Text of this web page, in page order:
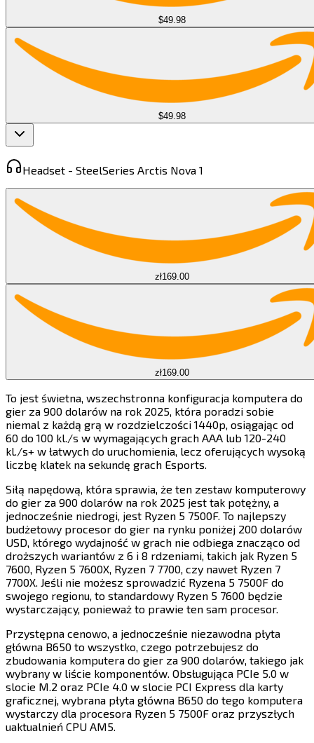
$49.98
$49.98
Headset - SteelSeries Arctis Nova 1​​​​‌ ‍ ​‍​‍‌‍ ‌ ​‍‌‍‍‌‌‍‌ ‌‍‍‌‌‍ ‍​‍​‍​ ‍‍​‍​‍‌ ​ ‌‍​‌‌‍ ‍‌‍‍‌‌ ‌​‌ ‍‌​‍ ‍‌‍‍‌‌‍ ​‍​‍​‍ ​​‍​‍‌‍‍​‌ ​‍‌‍‌‌‌‍‌‍​‍​‍​ ‍‍​‍​‍​‍ ‌‍​‌‌‍‌​‌‍ ‌‌‍‍‌‌‍ ‍​‍ ‌‍‍‌‌‍ ‍‌ ‌​‌‍‌‌‌‍ ‍‌ ‌​​‍ ‌‍‌‌‌‍‌​‌‍‍‌‌ ‌​​‍ ‌‍ ‌‌‍ ‌‍‌​‌‍‌‌​ ‌‌ ​​‌ ​‍‌‍‌‌‌ ​ ‌‍‌‌‌‍ ‍‌ ‌​‌‍​‌‌ ‌​‌‍‍‌‌‍ ‌‍ ‍​ ‍ ‌‍‍‌‌‍‌​​ ‌‌‍​‌​ ​‌​ ‌​​ ​‍​ ‍​​ ​‍​ ‌​​ ‍‌​‍ ‌‌‍​‌​ ‌ ‌‍​‌‌‍​‌​‍ ‌​ ‌​‌‍​‌​ ‌​‌‍​‌​‍ ‌‌‍​‍​ ‍‌​ ‌‌​ ​‌​‍ ‌​ ​‍​ ​‌​ ‌​‌‍​‌​ ​‌‌‍‌‌‌‍‌‌​ ​ ‌‍​‍​ ​‌‌‍​‌​ ‌ ​ ‍ ‌ ‌​‌ ‍‌‌ ​​‌‍‌‌​ ‌‌‍ ‌ ‌​‌‍‍​‌‍‌‌‌ ​‍​ ‍ ‌ ​​‌‍​‌‌ ‌​‌‍‍​​ ‌‌‍ ‍‌‍​‌‌‍ ‌‌‍‌‌​ ‌‍​‍‌‍​‌‌ ​ ‌‍‌‌‌‌‌‌‌ ​‍‌‍ ​​ ‌​‍‌‌​ ​‍‌​‌‍‌‍​‌‌‍‌​‌‍ ‌‌‍‍‌‌‍ ‍​‍‌‍‌‍‍‌‌‍‌​​ ‌‌‍​‌​ ​‌​ ‌​​ ​‍​ ‍​​ ​‍​ ‌​​ ‍‌​‍ ‌‌‍​‌​ ‌ ‌‍​‌‌‍​‌​‍ ‌​ ‌​‌‍​‌​ ‌​‌‍​‌​‍ ‌‌‍​‍​ ‍‌​ ‌‌​ ​‌​‍ ‌​ ​‍​ ​‌​ ‌​‌‍​‌​ ​‌‌‍‌‌‌‍‌‌​ ​ ‌‍​‍​ ​‌‌‍​‌​ ‌ ​‍‌‍‌ ‌​‌ ‍‌‌ ​​‌‍‌‌​ ‌‌‍ ‌ ‌​‌‍‍​‌‍‌‌‌ ​‍​‍‌‍‌ ​​‌‍​‌‌ ‌​‌‍‍​​ ‌‌‍ ‍‌‍​‌‌‍ ‌‌‍‌‌​‍‌‍‌ ​​‌‍‌‌‌ ​‍‌ ​ ‌ ​​‌‍‌‌‌‍​ ‌ ‌​‌‍‍‌‌ ‌‍‌‍‌‌​ ‌‌ ​​‌ ‌‌‌‍​‍‌‍ ​‌‍‍‌‌ ​ ‌‍‍​‌‍‌‌‌‍‌​​‍​‍‌ ‌
zł169.00
zł169.00
To jest świetna, wszechstronna konfiguracja komputera do
gier za 900 dolarów na rok 2025, która poradzi sobie
niemal z każdą grą w rozdzielczości 1440p, osiągając od
60 do 100 kl./s w wymagających grach AAA lub 120-240
kl./s+ w łatwych do uruchomienia, lecz oferujących wysoką
liczbę klatek na sekundę grach Esports.​​​​‌ ‍ ​‍​‍‌‍ ‌ ​‍‌‍‍‌‌‍‌ ‌‍‍‌‌‍ ‍​‍​‍​ ‍‍​‍​‍‌ ​ ‌‍​‌‌‍ ‍‌‍‍‌‌ ‌​‌ ‍‌​‍ ‍‌‍‍‌‌‍ ​‍​‍​‍ ​​‍​‍‌‍‍​‌ ​‍‌‍‌‌‌‍‌‍​‍​‍​ ‍‍​‍​‍​‍ ‌‍​‌‌‍‌​‌‍ ‌‌‍‍‌‌‍ ‍​‍ ‌‍‍‌‌‍ ‍‌ ‌​‌‍‌‌‌‍ ‍‌ ‌​​‍ ‌‍‌‌‌‍‌​‌‍‍‌‌ ‌​​‍ ‌‍ ‌‌‍ ‌‍‌​‌‍‌‌​ ‌‌ ​​‌ ​‍‌‍‌‌‌ ​ ‌‍‌‌‌‍ ‍‌ ‌​‌‍​‌‌ ‌​‌‍‍‌‌‍ ‌‍ ‍​ ‍ ‌‍‍‌‌‍‌​​ ‌‌‍‌​​ ‍​​ ​​​ ‍​​ ​‌​ ‍​‌‍​ ​ ‌ ​‍ ‌​ ‌‌‌‍‌‍‌‍‌​​ ‍‌​‍ ‌​ ‌​​ ‌​​ ​‌​ ‍‌​‍ ‌‌‍​‍​ ‌‌​ ‌ ‌‍​ ​‍ ‌‌‍‌​‌‍‌​‌‍​‍‌‍​‌​ ‍‌‌‍‌‌‌‍‌‍‌‍‌‍‌‍​‌​ ​‌​ ‍‌​ ‌‍​ ‍ ‌ ‌​‌ ‍‌‌ ​​‌‍‌‌​ ‌‌‍​‍‌ ‌‌‌‍‍‌‌‍ ​‌‍‌​​ ‍ ‌ ​​‌‍​‌‌ ‌​‌‍‍​​ ‌‌‍‍‌​ ​‌​ ‍​‌‍ ‍‌‌ ‌‍ ​‌‍ ‌‍ ‍‌‍‌ ‌‌ ‌‍‌​‌‍‌‌‌ ​ ‌‍​ ​‍‌‌​ ‌‌‌​​‍‌‌ ‌‍‍ ‌‍‌‌‌ ‍‌​‍‌‌​ ​ ‌​‌​​‍‌‌​ ​ ‌​‌​​‍‌‌​ ​‍​ ​‍‌ ​​‌‍ ​​‍‌‌​ ​‍​ ​‍​‍‌‌​ ‌‌‌​‌​​‍ ‍‌ ‌‍‌‍​‌‌‍ ​‌ ‌‌‌‍‌‌​‍‌‌​ ‌‌‌​​‍‌‌ ‌‍‍ ‌‍‌‌‌ ‍‌​‍‌‌​ ​ ‌​‌​​‍‌‌​ ​ ‌​‌​​‍‌‌​ ​‍​ ​‍​ ​‌​ ​​‌‍‌‌​ ​ ​ ‌‌‌‍‌​​ ‍​‌‍​‍​ ​‌‌‍​‌‌‍‌​‌‍​ ​‍‌‌​ ​‍​ ​‍​‍‌‌​ ‌‌‌​‌​​‍ ‍‌‍​ ‌‍‍​‌‍‍‌‌‍ ​‌‍‌​‌ ​‍‌‍‌‌‌‍ ‍​‍‌‌​ ‌‌‌​​‍‌‌ ‌‍‍ ‌‍‌‌‌ ‍‌​‍‌‌​ ​ ‌​‌​​‍‌‌​ ​ ‌​‌​​‍‌‌​ ​‍​ ​‍​ ‍​​ ‍​​ ‌​‌‍‌​‌‍​ ​ ​​‌‍​‍‌‍‌‍‌‍‌​​ ‍‌​ ​‌‌‍‌‍​‍‌‌​ ​‍​ ​‍​‍‌‌​ ‌‌‌​‌​​‍ ‍‌ ‌​‌‍‌‌‌ ‍​‌ ‌​​ ‌‍​‍‌‍​‌‌ ​ ‌‍‌‌‌‌‌‌‌ ​‍‌‍ ​​ ‌​‍‌‌​ ​‍‌​‌‍‌‍​‌‌‍‌​‌‍ ‌‌‍‍‌‌‍ ‍​‍‌‍‌‍‍‌‌‍‌​​ ‌‌‍‌​​ ‍​​ ​​​ ‍​​ ​‌​ ‍​‌‍​ ​ ‌ ​‍ ‌​ ‌‌‌‍‌‍‌‍‌​​ ‍‌​‍ ‌​ ‌​​ ‌​​ ​‌​ ‍‌​‍ ‌‌‍​‍​ ‌‌​ ‌ ‌‍​ ​‍ ‌‌‍‌​‌‍‌​‌‍​‍‌‍​‌​ ‍‌‌‍‌‌‌‍‌‍‌‍‌‍‌‍​‌​ ​‌​ ‍‌​ ‌‍​‍‌‍‌ ‌​‌ ‍‌‌ ​​‌‍‌‌​ ‌‌‍​‍‌ ‌‌‌‍‍‌‌‍ ​‌‍‌​​‍‌‍‌ ​​‌‍​‌‌ ‌​‌‍‍​​ ‌‌‍‍‌​ ​‌​ ‍​‌‍ ‍‌‌ ‌‍ ​‌‍ ‌‍ ‍‌‍‌ ‌‌ ‌‍‌​‌‍‌‌‌ ​ ‌‍​ ​‍‌‌​ ‌‌‌​​‍‌‌ ‌‍‍ ‌‍‌‌‌ ‍‌​‍‌‌​ ​ ‌​‌​​‍‌‌​ ​ ‌​‌​​‍‌‌​ ​‍​ ​‍‌ ​​‌‍ ​​‍‌‌​ ​‍​ ​‍​‍‌‌​ ‌‌‌​‌​​‍ ‍‌ ‌‍‌‍​‌‌‍ ​‌ ‌‌‌‍‌‌​‍‌‌​ ‌‌‌​​‍‌‌ ‌‍‍ ‌‍‌‌‌ ‍‌​‍‌‌​ ​ ‌​‌​​‍‌‌​ ​ ‌​‌​​‍‌‌​ ​‍​ ​‍​ ​‌​ ​​‌‍‌‌​ ​ ​ ‌‌‌‍‌​​ ‍​‌‍​‍​ ​‌‌‍​‌‌‍‌​‌‍​ ​‍‌‌​ ​‍​ ​‍​‍‌‌​ ‌‌‌​‌​​‍ ‍‌‍​ ‌‍‍​‌‍‍‌‌‍ ​‌‍‌​‌ ​‍‌‍‌‌‌‍ ‍​‍‌‌​ ‌‌‌​​‍‌‌ ‌‍‍ ‌‍‌‌‌ ‍‌​‍‌‌​ ​ ‌​‌​​‍‌‌​ ​ ‌​‌​​‍‌‌​ ​‍​ ​‍​ ‍​​ ‍​​ ‌​‌‍‌​‌‍​ ​ ​​‌‍​‍‌‍‌‍‌‍‌​​ ‍‌​ ​‌‌‍‌‍​‍‌‌​ ​‍​ ​‍​‍‌‌​ ‌‌‌​‌​​‍ ‍‌ ‌​‌‍‌‌‌ ‍​‌ ‌​​‍‌‍‌ ​​‌‍‌‌‌ ​‍‌ ​ ‌ ​​‌‍‌‌‌‍​ ‌ ‌​‌‍‍‌‌ ‌‍‌‍‌‌​ ‌‌ ​​‌ ‌‌‌‍​‍‌‍ ​‌‍‍‌‌ ​ ‌‍‍​‌‍‌‌‌‍‌​​‍​‍‌ ‌
Siłą napędową, która sprawia, że ten zestaw komputerowy
do gier za 900 dolarów na rok 2025 jest tak potężny, a
jednocześnie niedrogi, jest Ryzen 5 7500F. To najlepszy
budżetowy procesor do gier na rynku poniżej 200 dolarów
USD, którego wydajność w grach nie odbiega znacząco od
droższych wariantów z 6 i 8 rdzeniami, takich jak Ryzen 5
7600, Ryzen 5 7600X, Ryzen 7 7700, czy nawet Ryzen 7
7700X. Jeśli nie możesz sprowadzić Ryzena 5 7500F do
swojego regionu, to standardowy Ryzen 5 7600 będzie
wystarczający, ponieważ to prawie ten sam procesor.​​​​‌ ‍ ​‍​‍‌‍ ‌ ​‍‌‍‍‌‌‍‌ ‌‍‍‌‌‍ ‍​‍​‍​ ‍‍​‍​‍‌ ​ ‌‍​‌‌‍ ‍‌‍‍‌‌ ‌​‌ ‍‌​‍ ‍‌‍‍‌‌‍ ​‍​‍​‍ ​​‍​‍‌‍‍​‌ ​‍‌‍‌‌‌‍‌‍​‍​‍​ ‍‍​‍​‍​‍ ‌‍​‌‌‍‌​‌‍ ‌‌‍‍‌‌‍ ‍​‍ ‌‍‍‌‌‍ ‍‌ ‌​‌‍‌‌‌‍ ‍‌ ‌​​‍ ‌‍‌‌‌‍‌​‌‍‍‌‌ ‌​​‍ ‌‍ ‌‌‍ ‌‍‌​‌‍‌‌​ ‌‌ ​​‌ ​‍‌‍‌‌‌ ​ ‌‍‌‌‌‍ ‍‌ ‌​‌‍​‌‌ ‌​‌‍‍‌‌‍ ‌‍ ‍​ ‍ ‌‍‍‌‌‍‌​​ ‌‌‍‌​​ ‍​​ ​​​ ‍​​ ​‌​ ‍​‌‍​ ​ ‌ ​‍ ‌​ ‌‌‌‍‌‍‌‍‌​​ ‍‌​‍ ‌​ ‌​​ ‌​​ ​‌​ ‍‌​‍ ‌‌‍​‍​ ‌‌​ ‌ ‌‍​ ​‍ ‌‌‍‌​‌‍‌​‌‍​‍‌‍​‌​ ‍‌‌‍‌‌‌‍‌‍‌‍‌‍‌‍​‌​ ​‌​ ‍‌​ ‌‍​ ‍ ‌ ‌​‌ ‍‌‌ ​​‌‍‌‌​ ‌‌‍​‍‌ ‌‌‌‍‍‌‌‍ ​‌‍‌​​ ‍ ‌ ​​‌‍​‌‌ ‌​‌‍‍​​ ‌‌‍‍‌​ ​‌​ ‍​‌‍ ‍‌‌ ‌‍ ​‌‍ ‌‍ ‍‌‍‌ ‌‌ ‌‍‌​‌‍‌‌‌ ​ ‌‍​ ​‍‌‌​ ‌‌‌​​‍‌‌ ‌‍‍ ‌‍‌‌‌ ‍‌​‍‌‌​ ​ ‌​‌​​‍‌‌​ ​ ‌​‌​​‍‌‌​ ​‍​ ​‍‌ ​​‌‍ ​​‍‌‌​ ​‍​ ​‍​‍‌‌​ ‌‌‌​‌​​‍ ‍‌ ‌‍‌‍​‌‌‍ ​‌ ‌‌‌‍‌‌​‍‌‌​ ‌‌‌​​‍‌‌ ‌‍‍ ‌‍‌‌‌ ‍‌​‍‌‌​ ​ ‌​‌​​‍‌‌​ ​ ‌​‌​​‍‌‌​ ​‍​ ​‍​ ‌‍‌‍​‌​ ‌‌​ ‍​‌‍‌​​ ​‍​ ​​​ ‍​‌‍​‌‌‍​‍​ ‌‍​ ‌ ​‍‌‌​ ​‍​ ​‍​‍‌‌​ ‌‌‌​‌​​‍ ‍‌‍​ ‌‍‍​‌‍‍‌‌‍ ​‌‍‌​‌ ​‍‌‍‌‌‌‍ ‍​‍‌‌​ ‌‌‌​​‍‌‌ ‌‍‍ ‌‍‌‌‌ ‍‌​‍‌‌​ ​ ‌​‌​​‍‌‌​ ​ ‌​‌​​‍‌‌​ ​‍​ ​‍​ ‌​‌‍‌​‌‍‌​‌‍‌‍‌‍‌‌​ ​‍‌‍​ ‌‍‌​‌‍​‌​ ​ ​ ​‍‌‍​ ​‍‌‌​ ​‍​ ​‍​‍‌‌​ ‌‌‌​‌​​‍ ‍‌ ‌​‌‍‌‌‌ ‍​‌ ‌​​ ‌‍​‍‌‍​‌‌ ​ ‌‍‌‌‌‌‌‌‌ ​‍‌‍ ​​ ‌​‍‌‌​ ​‍‌​‌‍‌‍​‌‌‍‌​‌‍ ‌‌‍‍‌‌‍ ‍​‍‌‍‌‍‍‌‌‍‌​​ ‌‌‍‌​​ ‍​​ ​​​ ‍​​ ​‌​ ‍​‌‍​ ​ ‌ ​‍ ‌​ ‌‌‌‍‌‍‌‍‌​​ ‍‌​‍ ‌​ ‌​​ ‌​​ ​‌​ ‍‌​‍ ‌‌‍​‍​ ‌‌​ ‌ ‌‍​ ​‍ ‌‌‍‌​‌‍‌​‌‍​‍‌‍​‌​ ‍‌‌‍‌‌‌‍‌‍‌‍‌‍‌‍​‌​ ​‌​ ‍‌​ ‌‍​‍‌‍‌ ‌​‌ ‍‌‌ ​​‌‍‌‌​ ‌‌‍​‍‌ ‌‌‌‍‍‌‌‍ ​‌‍‌​​‍‌‍‌ ​​‌‍​‌‌ ‌​‌‍‍​​ ‌‌‍‍‌​ ​‌​ ‍​‌‍ ‍‌‌ ‌‍ ​‌‍ ‌‍ ‍‌‍‌ ‌‌ ‌‍‌​‌‍‌‌‌ ​ ‌‍​ ​‍‌‌​ ‌‌‌​​‍‌‌ ‌‍‍ ‌‍‌‌‌ ‍‌​‍‌‌​ ​ ‌​‌​​‍‌‌​ ​ ‌​‌​​‍‌‌​ ​‍​ ​‍‌ ​​‌‍ ​​‍‌‌​ ​‍​ ​‍​‍‌‌​ ‌‌‌​‌​​‍ ‍‌ ‌‍‌‍​‌‌‍ ​‌ ‌‌‌‍‌‌​‍‌‌​ ‌‌‌​​‍‌‌ ‌‍‍ ‌‍‌‌‌ ‍‌​‍‌‌​ ​ ‌​‌​​‍‌‌​ ​ ‌​‌​​‍‌‌​ ​‍​ ​‍​ ‌‍‌‍​‌​ ‌‌​ ‍​‌‍‌​​ ​‍​ ​​​ ‍​‌‍​‌‌‍​‍​ ‌‍​ ‌ ​‍‌‌​ ​‍​ ​‍​‍‌‌​ ‌‌‌​‌​​‍ ‍‌‍​ ‌‍‍​‌‍‍‌‌‍ ​‌‍‌​‌ ​‍‌‍‌‌‌‍ ‍​‍‌‌​ ‌‌‌​​‍‌‌ ‌‍‍ ‌‍‌‌‌ ‍‌​‍‌‌​ ​ ‌​‌​​‍‌‌​ ​ ‌​‌​​‍‌‌​ ​‍​ ​‍​ ‌​‌‍‌​‌‍‌​‌‍‌‍‌‍‌‌​ ​‍‌‍​ ‌‍‌​‌‍​‌​ ​ ​ ​‍‌‍​ ​‍‌‌​ ​‍​ ​‍​‍‌‌​ ‌‌‌​‌​​‍ ‍‌ ‌​‌‍‌‌‌ ‍​‌ ‌​​‍‌‍‌ ​​‌‍‌‌‌ ​‍‌ ​ ‌ ​​‌‍‌‌‌‍​ ‌ ‌​‌‍‍‌‌ ‌‍‌‍‌‌​ ‌‌ ​​‌ ‌‌‌‍​‍‌‍ ​‌‍‍‌‌ ​ ‌‍‍​‌‍‌‌‌‍‌​​‍​‍‌ ‌
Przystępna cenowo, a jednocześnie niezawodna płyta
główna B650 to wszystko, czego potrzebujesz do
zbudowania komputera do gier za 900 dolarów, takiego jak
wybrany w liście komponentów. Obsługująca PCIe 5.0 w
slocie M.2 oraz PCIe 4.0 w slocie PCI Express dla karty
graficznej, wybrana płyta główna B650 do tego komputera
wystarczy dla procesora Ryzen 5 7500F oraz przyszłych
uaktualnień CPU AM5.​​​​‌ ‍ ​‍​‍‌‍ ‌ ​‍‌‍‍‌‌‍‌ ‌‍‍‌‌‍ ‍​‍​‍​ ‍‍​‍​‍‌ ​ ‌‍​‌‌‍ ‍‌‍‍‌‌ ‌​‌ ‍‌​‍ ‍‌‍‍‌‌‍ ​‍​‍​‍ ​​‍​‍‌‍‍​‌ ​‍‌‍‌‌‌‍‌‍​‍​‍​ ‍‍​‍​‍​‍ ‌‍​‌‌‍‌​‌‍ ‌‌‍‍‌‌‍ ‍​‍ ‌‍‍‌‌‍ ‍‌ ‌​‌‍‌‌‌‍ ‍‌ ‌​​‍ ‌‍‌‌‌‍‌​‌‍‍‌‌ ‌​​‍ ‌‍ ‌‌‍ ‌‍‌​‌‍‌‌​ ‌‌ ​​‌ ​‍‌‍‌‌‌ ​ ‌‍‌‌‌‍ ‍‌ ‌​‌‍​‌‌ ‌​‌‍‍‌‌‍ ‌‍ ‍​ ‍ ‌‍‍‌‌‍‌​​ ‌‌‍‌​​ ‍​​ ​​​ ‍​​ ​‌​ ‍​‌‍​ ​ ‌ ​‍ ‌​ ‌‌‌‍‌‍‌‍‌​​ ‍‌​‍ ‌​ ‌​​ ‌​​ ​‌​ ‍‌​‍ ‌‌‍​‍​ ‌‌​ ‌ ‌‍​ ​‍ ‌‌‍‌​‌‍‌​‌‍​‍‌‍​‌​ ‍‌‌‍‌‌‌‍‌‍‌‍‌‍‌‍​‌​ ​‌​ ‍‌​ ‌‍​ ‍ ‌ ‌​‌ ‍‌‌ ​​‌‍‌‌​ ‌‌‍​‍‌ ‌‌‌‍‍‌‌‍ ​‌‍‌​​ ‍ ‌ ​​‌‍​‌‌ ‌​‌‍‍​​ ‌‌‍‍‌​ ​‌​ ‍​‌‍ ‍‌‌ ‌‍ ​‌‍ ‌‍ ‍‌‍‌ ‌‌ ‌‍‌​‌‍‌‌‌ ​ ‌‍​ ​‍‌‌​ ‌‌‌​​‍‌‌ ‌‍‍ ‌‍‌‌‌ ‍‌​‍‌‌​ ​ ‌​‌​​‍‌‌​ ​ ‌​‌​​‍‌‌​ ​‍​ ​‍‌ ​​‌‍ ​​‍‌‌​ ​‍​ ​‍​‍‌‌​ ‌‌‌​‌​​‍ ‍‌ ‌‍‌‍​‌‌‍ ​‌ ‌‌‌‍‌‌​‍‌‌​ ‌‌‌​​‍‌‌ ‌‍‍ ‌‍‌‌‌ ‍‌​‍‌‌​ ​ ‌​‌​​‍‌‌​ ​ ‌​‌​​‍‌‌​ ​‍​ ​‍​ ​ ​ ‌‍​ ‍​‌‍​‍‌‍‌‍​ ​‌‌‍​‌​ ‌​‌‍​‍​ ‌ ​ ​ ​ ‌ ​‍‌‌​ ​‍​ ​‍​‍‌‌​ ‌‌‌​‌​​‍ ‍‌‍​ ‌‍‍​‌‍‍‌‌‍ ​‌‍‌​‌ ​‍‌‍‌‌‌‍ ‍​‍‌‌​ ‌‌‌​​‍‌‌ ‌‍‍ ‌‍‌‌‌ ‍‌​‍‌‌​ ​ ‌​‌​​‍‌‌​ ​ ‌​‌​​‍‌‌​ ​‍​ ​‍‌‍​ ‌‍​ ‌‍​‌​ ‌‍​ ‌ ‌‍‌‌​ ‌​​ ‍‌​ ‌‍​ ‌ ​ ​‌​ ‌‌​‍‌‌​ ​‍​ ​‍​‍‌‌​ ‌‌‌​‌​​‍ ‍‌ ‌​‌‍‌‌‌ ‍​‌ ‌​​ ‌‍​‍‌‍​‌‌ ​ ‌‍‌‌‌‌‌‌‌ ​‍‌‍ ​​ ‌​‍‌‌​ ​‍‌​‌‍‌‍​‌‌‍‌​‌‍ ‌‌‍‍‌‌‍ ‍​‍‌‍‌‍‍‌‌‍‌​​ ‌‌‍‌​​ ‍​​ ​​​ ‍​​ ​‌​ ‍​‌‍​ ​ ‌ ​‍ ‌​ ‌‌‌‍‌‍‌‍‌​​ ‍‌​‍ ‌​ ‌​​ ‌​​ ​‌​ ‍‌​‍ ‌‌‍​‍​ ‌‌​ ‌ ‌‍​ ​‍ ‌‌‍‌​‌‍‌​‌‍​‍‌‍​‌​ ‍‌‌‍‌‌‌‍‌‍‌‍‌‍‌‍​‌​ ​‌​ ‍‌​ ‌‍​‍‌‍‌ ‌​‌ ‍‌‌ ​​‌‍‌‌​ ‌‌‍​‍‌ ‌‌‌‍‍‌‌‍ ​‌‍‌​​‍‌‍‌ ​​‌‍​‌‌ ‌​‌‍‍​​ ‌‌‍‍‌​ ​‌​ ‍​‌‍ ‍‌‌ ‌‍ ​‌‍ ‌‍ ‍‌‍‌ ‌‌ ‌‍‌​‌‍‌‌‌ ​ ‌‍​ ​‍‌‌​ ‌‌‌​​‍‌‌ ‌‍‍ ‌‍‌‌‌ ‍‌​‍‌‌​ ​ ‌​‌​​‍‌‌​ ​ ‌​‌​​‍‌‌​ ​‍​ ​‍‌ ​​‌‍ ​​‍‌‌​ ​‍​ ​‍​‍‌‌​ ‌‌‌​‌​​‍ ‍‌ ‌‍‌‍​‌‌‍ ​‌ ‌‌‌‍‌‌​‍‌‌​ ‌‌‌​​‍‌‌ ‌‍‍ ‌‍‌‌‌ ‍‌​‍‌‌​ ​ ‌​‌​​‍‌‌​ ​ ‌​‌​​‍‌‌​ ​‍​ ​‍​ ​ ​ ‌‍​ ‍​‌‍​‍‌‍‌‍​ ​‌‌‍​‌​ ‌​‌‍​‍​ ‌ ​ ​ ​ ‌ ​‍‌‌​ ​‍​ ​‍​‍‌‌​ ‌‌‌​‌​​‍ ‍‌‍​ ‌‍‍​‌‍‍‌‌‍ ​‌‍‌​‌ ​‍‌‍‌‌‌‍ ‍​‍‌‌​ ‌‌‌​​‍‌‌ ‌‍‍ ‌‍‌‌‌ ‍‌​‍‌‌​ ​ ‌​‌​​‍‌‌​ ​ ‌​‌​​‍‌‌​ ​‍​ ​‍‌‍​ ‌‍​ ‌‍​‌​ ‌‍​ ‌ ‌‍‌‌​ ‌​​ ‍‌​ ‌‍​ ‌ ​ ​‌​ ‌‌​‍‌‌​ ​‍​ ​‍​‍‌‌​ ‌‌‌​‌​​‍ ‍‌ ‌​‌‍‌‌‌ ‍​‌ ‌​​‍‌‍‌ ​​‌‍‌‌‌ ​‍‌ ​ ‌ ​​‌‍‌‌‌‍​ ‌ ‌​‌‍‍‌‌ ‌‍‌‍‌‌​ ‌‌ ​​‌ ‌‌‌‍​‍‌‍ ​‌‍‍‌‌ ​ ‌‍‍​‌‍‌‌‌‍‌​​‍​‍‌ ‌